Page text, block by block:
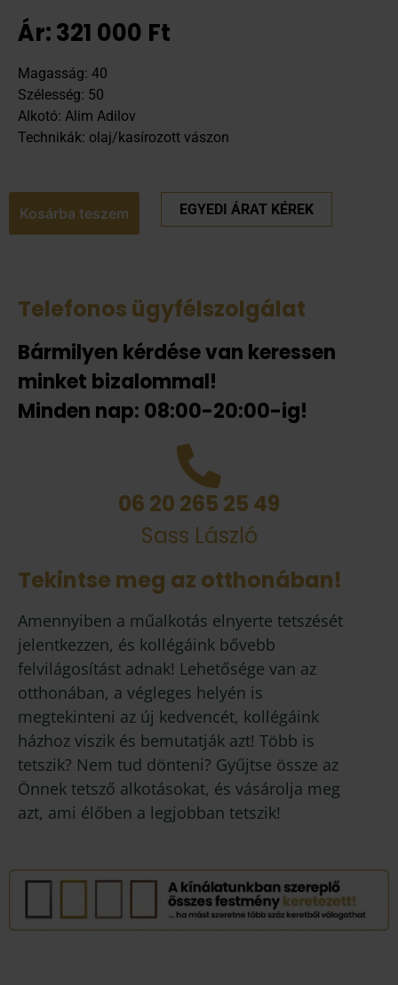
Ár:321 000 Ft
Magasság: 40
Szélesség: 50
Alkotó: Alim Adilov
Technikák: olaj/kasírozott vászon
Kosárba teszem EGYEDI ÁRAT KÉREK
Telefonos ügyfélszolgálat
Bármilyen kérdése van keressen
minket bizalommal!
Minden nap: 08:00-20:00-ig!
06 20 265 25 49
Sass László
Tekintse meg az otthonában!
Amennyiben a műalkotás elnyerte tetszését
jelentkezzen, és kollégáink bővebb
felvilágosítást adnak! Lehetősége van az
otthonában, a végleges helyén is
megtekinteni az új kedvencét, kollégáink
házhoz viszik és bemutatják azt! Több is
tetszik? Nem tud dönteni? Gyűjtse össze az
Önnek tetsző alkotásokat, és vásárolja meg
azt, ami élőben a legjobban tetszik!